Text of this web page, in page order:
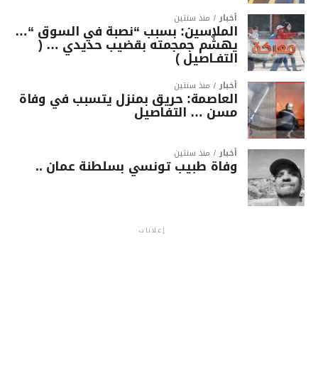
أخبار منذ سنتين
الملاسين: بسبب “نصبة في السوق “…
يهشّم جمجمته بقضيب حديدي … (
التفـاصيل )
أخبار منذ سنتين
العاصمة: حريق بمنزل يتسبب في وفاة
مسن … التفاصيل
أخبار منذ سنتين
وفاة طبيب تونسي بسلطنة عمان ..
إعلانات